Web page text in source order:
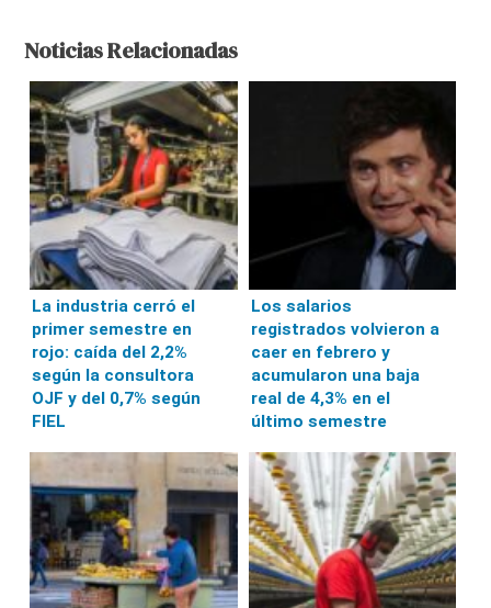
Noticias Relacionadas
La industria cerró el
primer semestre en
rojo: caída del 2,2%
según la consultora
OJF y del 0,7% según
FIEL
Los salarios
registrados volvieron a
caer en febrero y
acumularon una baja
real de 4,3% en el
último semestre